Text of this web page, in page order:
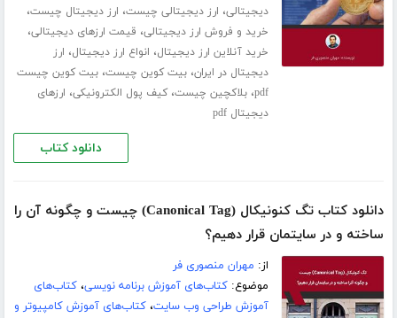
دیجیتالی، ارز دیجیتالی چیست، ارز دیجیتال چیست،
خرید و فروش ارز دیجیتالی، قیمت ارزهای دیجیتالی،
خرید آنلاین ارز دیجیتال، انواع ارز دیجیتال، ارز
دیجیتال در ایران،بیت کوین چیست،بیت کوین چیست
pdf،بلاکچین چیست،کیف پول الکترونیکی، ارزهای
دیجیتال pdf
دانلود کتاب
دانلود کتاب تگ کنونیکال (Canonical Tag) چیست و چگونه آن را
ساخته و در سایتمان قرار دهیم؟
از: مهران منصوری فر
موضوع:کتاب‌های آموزش برنامه نویسی،کتاب‌های
آموزش طراحی وب سایت،کتاب‌های آموزش کامپیوتر و